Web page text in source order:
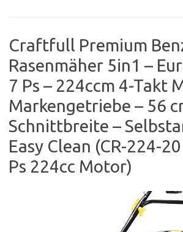
Craftfull Premium
Rasenmäher 5in1 –
7 Ps – 224ccm 4-Takt
Markengetriebe – 56
Schnittbreite –
Easy Clean (CR-224-
Ps 224cc Motor)